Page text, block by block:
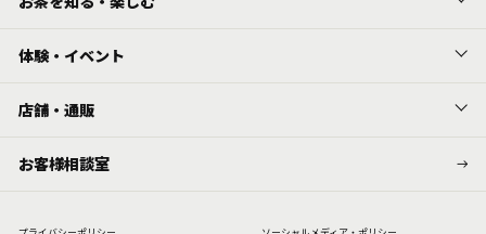
体験・イベント
店舗・通販
お客様相談室